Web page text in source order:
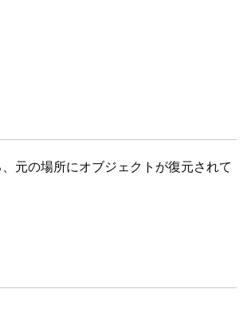
元の場所にオブジェクトが復元されて